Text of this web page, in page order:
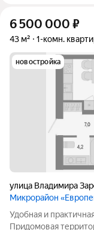
6 500 000 ₽
43 м² 1-комн.
новостройка
улица Владимира
Микрорайон
Удобная и
Придомовая